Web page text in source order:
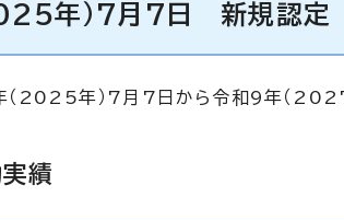
年）7月7日 新規認定
（2025年）7月7日から令和9年（
績